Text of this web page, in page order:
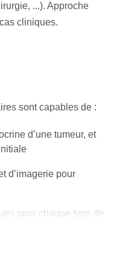
...). Approche
cliniques.
sont capables de :
d’une tumeur, et
d’imagerie pour
pour chaque type de